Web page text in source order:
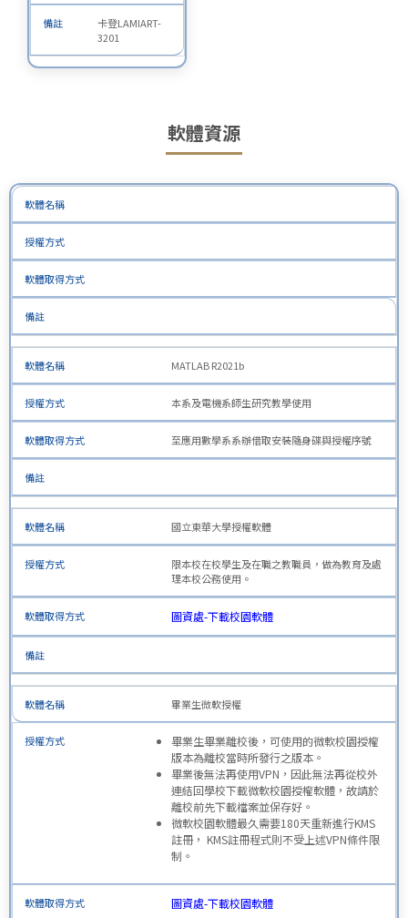
卡登LAMIART-
3201
軟體資源
MATLAB R2021b
本系及電機系師生研究教學使用
至應用數學系系辦借取安裝隨身碟與授權序號
國立東華大學授權軟體
限本校在校學生及在職之教職員，做為教育及處
理本校公務使用。
圖資處-下載校園軟體
畢業生微軟授權
畢業生畢業離校後，可使用的微軟校園授權
版本為離校當時所發行之版本。
畢業後無法再使用VPN，因此無法再從校外
連結回學校下載微軟校園授權軟體，故請於
離校前先下載檔案並保存好。
微軟校園軟體最久需要180天重新進行KMS
註冊， KMS註冊程式則不受上述VPN條件限
制。
圖資處-下載校園軟體